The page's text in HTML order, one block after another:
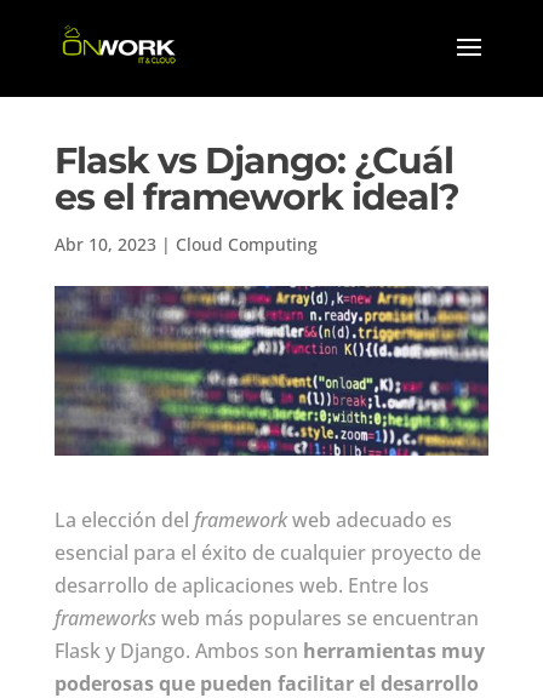
Flask vs Django: ¿Cuál
es el framework ideal?
Abr 10, 2023| Cloud Computing
La elección del frameworkweb adecuado es
esencial para el éxito de cualquier proyecto de
desarrollo de aplicaciones web. Entre los
frameworksweb más populares se encuentran
Flask y Django. Ambos son herramientas muy
poderosas que pueden facilitar el desarrollo